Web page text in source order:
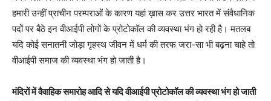
हमारी उन्हीं प्राचीन परम्पराओं के कारण यहां ख़ास कर उत्तर भारत में संवैधानिक
पदों पर बैठे इन वीआईपी लोगों के प्रोटोकॉल की व्यवस्था भंग हो रही है। मतलब
यदि कोई सनातनी जोड़ा गृहस्थ जीवन में धर्म की तरफ जरा-सा भी बढ़ना चाहे तो
वीआईपी समाज की व्यवस्था भंग हो जाती है।
मंदिरों में वैवाहिक समारोह आदि से यदि वीआईपी प्रोटोकॉल की व्यवस्था भंग हो जाती